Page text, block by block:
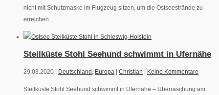
nicht mit Schutzmaske im Flugzeug sitzen, um die Ostseestrände zu
erreichen...
Steilküste Stohl Seehund schwimmt in Ufernähe
29.03.2020 | Deutschland , Europa Christian Keine Kommentare
Steilküste Stohl Seehund schwimmt in Ufernähe – Überraschung am